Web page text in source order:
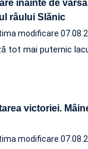
înainte de
râului Slănic
modificare
tot mai puternic
victoriei.
modificare